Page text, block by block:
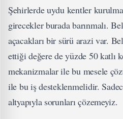
Şehirlerde uydu kentler
girecekler burada barınmalı.
açacakları bir sürü arazi var.
ettiği değere de yüzde 50 katlı
mekanizmalar ile bu mesele
ile bu iş desteklenmelidir.
altyapıyla sorunları çözemeyiz.